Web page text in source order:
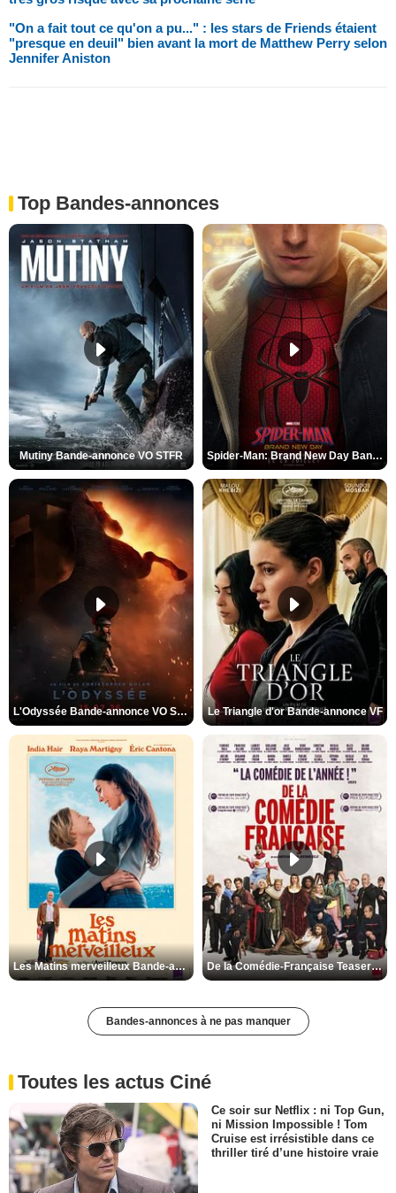
"On a fait tout ce qu'on a pu..." : les stars de Friends étaient
"presque en deuil" bien avant la mort de Matthew Perry selon
Jennifer Aniston
Top Bandes-annonces
Mutiny Bande-annonce VO STFR Spider-Man: Brand New Day Bande-annonce VO STFR
L'Odyssée Bande-annonce VO STFR Le Triangle d'or Bande-annonce VF
Les Matins merveilleux Bande-annonce VF De la Comédie-Française Teaser VF
Bandes-annonces à ne pas manquer
Toutes les actus Ciné
Ce soir sur Netflix : ni Top Gun,
ni Mission Impossible ! Tom
Cruise est irrésistible dans ce
thriller tiré d’une histoire vraie